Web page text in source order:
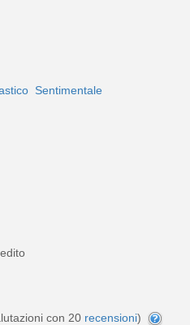
Sentimentale
con 20 recensioni)